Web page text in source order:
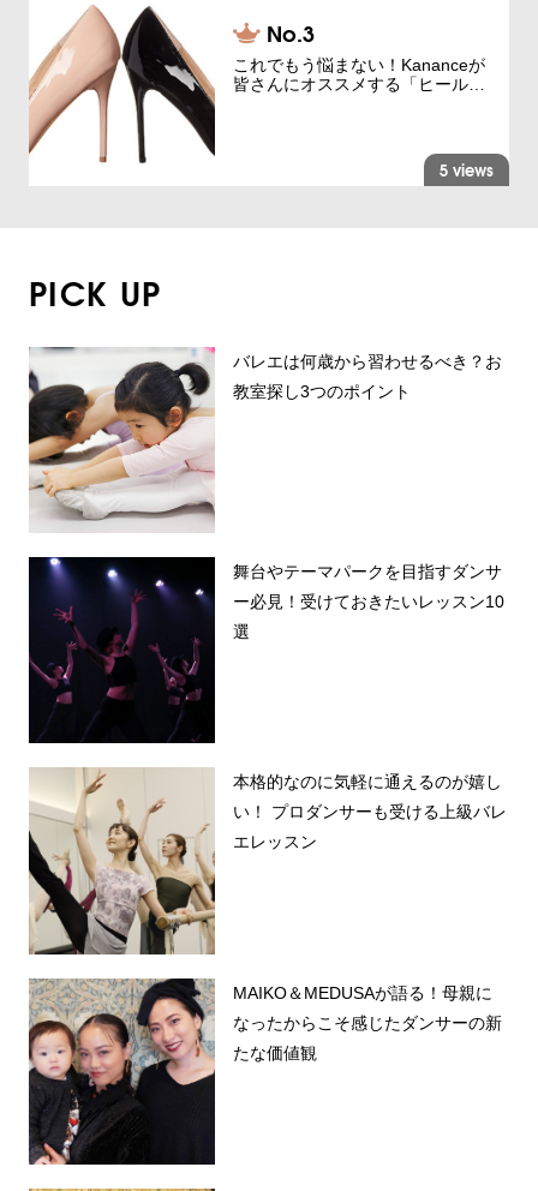
これでもう悩まない！Kananceが
皆さんにオススメする「ヒール…
5 views
PICK UP
バレエは何歳から習わせるべき？お
教室探し3つのポイント
舞台やテーマパークを目指すダンサ
ー必見！受けておきたいレッスン10
選
本格的なのに気軽に通えるのが嬉し
い！ プロダンサーも受ける上級バレ
エレッスン
MAIKO＆MEDUSAが語る！母親に
なったからこそ感じたダンサーの新
たな価値観